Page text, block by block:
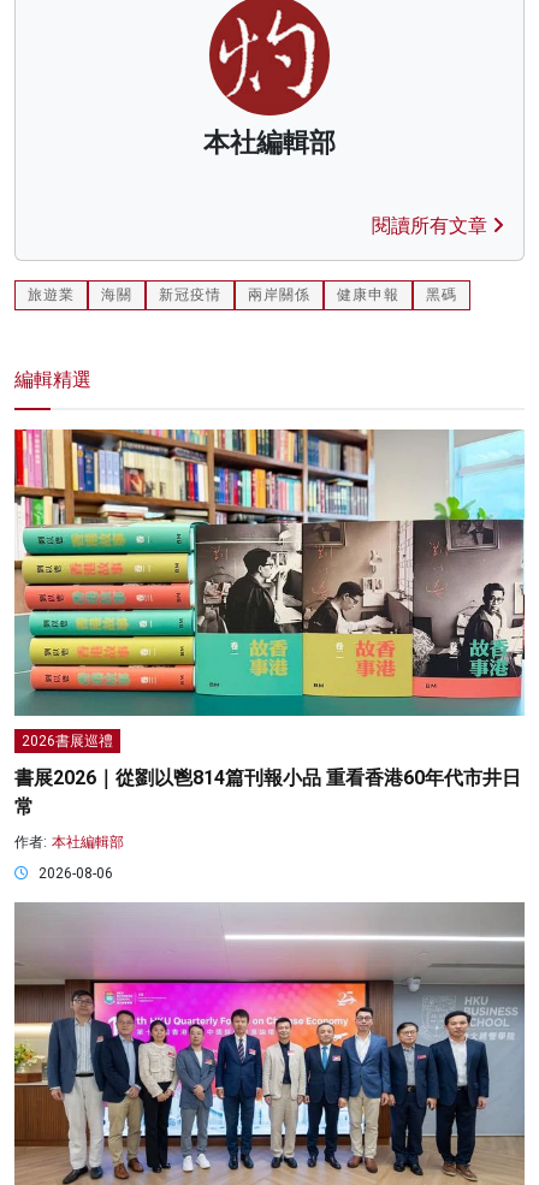
本社編輯部
閱讀所有文章
旅遊業 海關 新冠疫情 兩岸關係 健康申報 黑碼
編輯精選
2026書展巡禮
書展2026｜從劉以鬯814篇刊報小品 重看香港60年代市井日
常
作者: 本社編輯部
2026-08-06